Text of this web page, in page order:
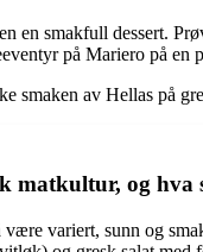
en smakfull dessert.
på Mariero på en
smaken av Hellas på
matkultur, og
variert, sunn og